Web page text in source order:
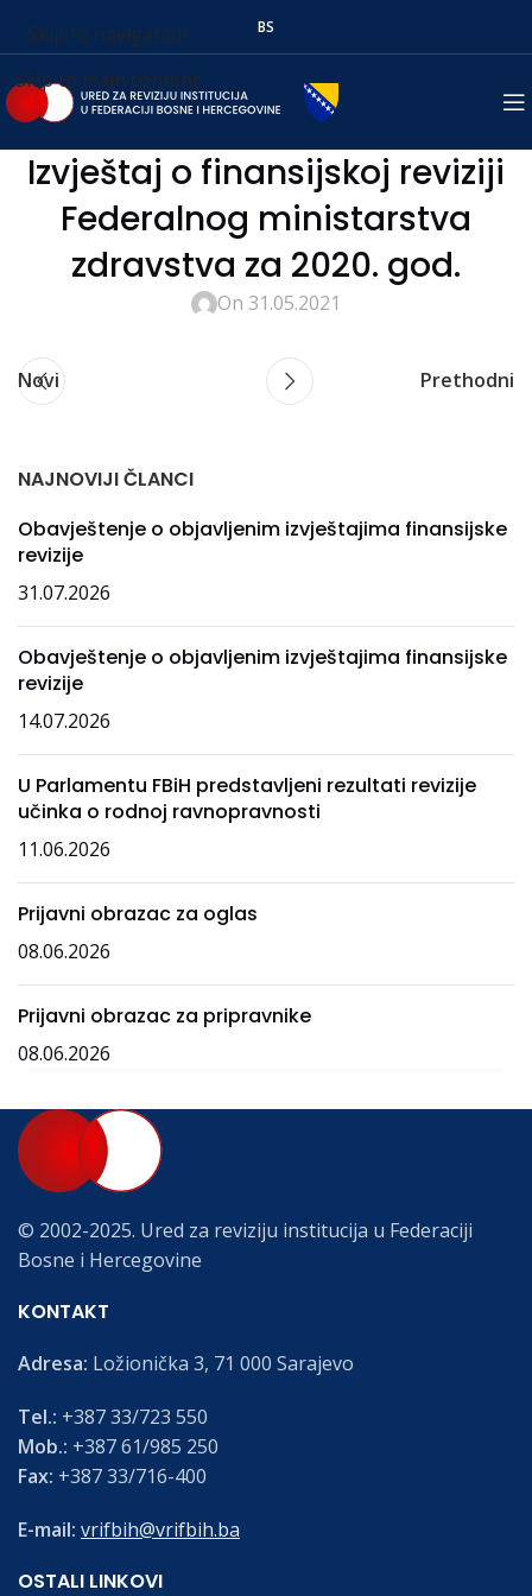
Skip to navigation
Skip to main content
BS
Izvještaj o finansijskoj reviziji
Federalnog ministarstva
zdravstva za 2020. god.
On 31.05.2021
Novi Prethodni
NAJNOVIJI ČLANCI
Obavještenje o objavljenim izvještajima finansijske
revizije
31.07.2026
Obavještenje o objavljenim izvještajima finansijske
revizije
14.07.2026
U Parlamentu FBiH predstavljeni rezultati revizije
učinka o rodnoj ravnopravnosti
11.06.2026
Prijavni obrazac za oglas
08.06.2026
Prijavni obrazac za pripravnike
08.06.2026
© 2002-2025. Ured za reviziju institucija u Federaciji
Bosne i Hercegovine
KONTAKT
Adresa: Ložionička 3, 71 000 Sarajevo
Tel.: +387 33/723 550
Mob.: +387 61/985 250
Fax: +387 33/716-400
E-mail: vrifbih@vrifbih.ba
OSTALI LINKOVI